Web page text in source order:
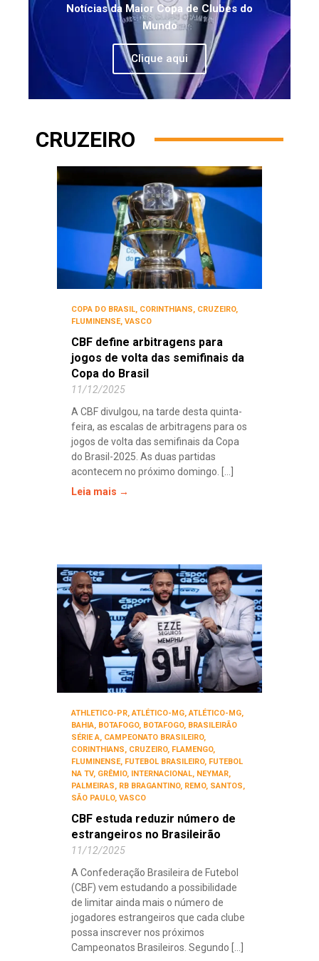
Notícias da Maior Copa de Clubes do
Mundo
Clique aqui
CRUZEIRO
COPA DO BRASIL, CORINTHIANS, CRUZEIRO,
FLUMINENSE, VASCO
CBF define arbitragens para
jogos de volta das semifinais da
Copa do Brasil
11/12/2025
A CBF divulgou, na tarde desta quinta-
feira, as escalas de arbitragens para os
jogos de volta das semifinais da Copa
do Brasil-2025. As duas partidas
acontecem no próximo domingo. [...]
Leia mais →
ATHLETICO-PR,ATLÉTICO-MG,ATLÉTICO-MG,
BAHIA, BOTAFOGO, BOTAFOGO, BRASILEIRÃO
SÉRIE A, CAMPEONATO BRASILEIRO,
CORINTHIANS, CRUZEIRO, FLAMENGO,
FLUMINENSE, FUTEBOL BRASILEIRO, FUTEBOL
NA TV, GRÊMIO, INTERNACIONAL, NEYMAR,
PALMEIRAS, RB BRAGANTINO, REMO, SANTOS,
SÃO PAULO, VASCO
CBF estuda reduzir número de
estrangeiros no Brasileirão
11/12/2025
A Confederação Brasileira de Futebol
(CBF) vem estudando a possibilidade
de limitar ainda mais o número de
jogadores estrangeiros que cada clube
possa inscrever nos próximos
Campeonatos Brasileiros. Segundo [...]